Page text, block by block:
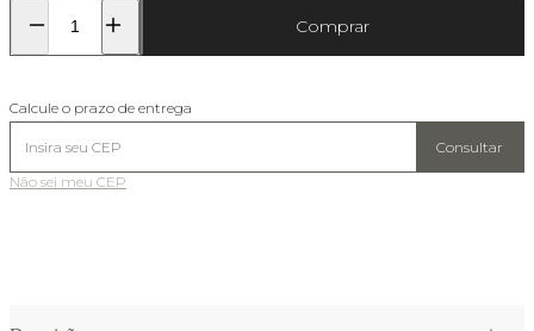
Comprar
Calcule o prazo de entrega
Consultar
Não sei meu CEP